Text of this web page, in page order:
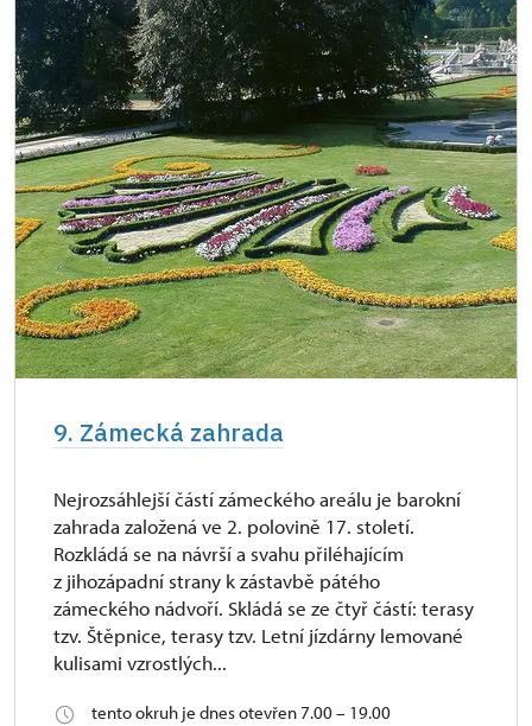
9. Zámecká zahrada
Nejrozsáhlejší částí zámeckého areálu je barokní
zahrada založená ve 2. polovině 17. století.
Rozkládá se na návrší a svahu přiléhajícím
z jihozápadní strany k zástavbě pátého
zámeckého nádvoří. Skládá se ze čtyř částí: terasy
tzv. Štěpnice, terasy tzv. Letní jízdárny lemované
kulisami vzrostlých...
tento okruh je dnes otevřen 7.00 – 19.00